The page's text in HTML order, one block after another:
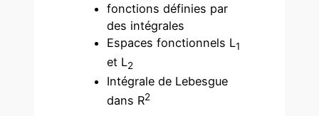
fonctions définies par
des intégrales
Espaces fonctionnels L1
et L2
Intégrale de Lebesgue
dans R2